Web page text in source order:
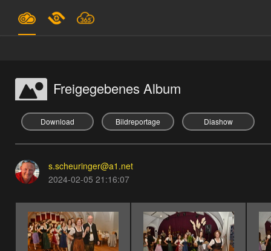
Deutsch
Freigegebenes Album
Download Bildreportage Diashow
s.scheuringer@a1.net
2024-02-05 21:16:07